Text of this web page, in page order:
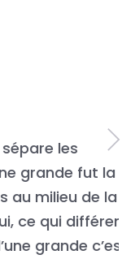
les
fut la
de la
qui différencie
grande c’est le